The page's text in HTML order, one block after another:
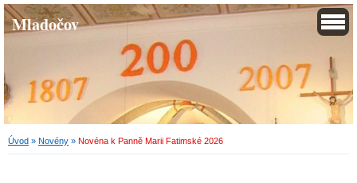
Mladočov
Úvod » Novény » Novéna k Panně Marii Fatimské 2026